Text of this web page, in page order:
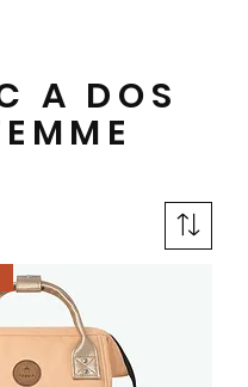
A DOS